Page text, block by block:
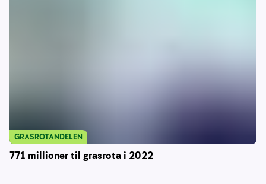
771 millioner til grasrota i 2022
GRASROTANDELEN